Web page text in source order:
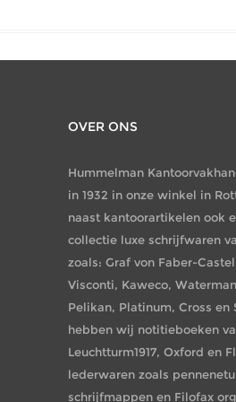
OVER ONS
Hummelman
in 1932 in onze winkel in
naast kantoorartikelen ook
collectie luxe schrijfwaren
zoals: Graf von Faber-
Visconti, Kaweco,
Pelikan, Platinum, Cross en
hebben wij notitieboeken
Leuchtturm1917, Oxford en
lederwaren zoals
schrijfmappen en Filofax